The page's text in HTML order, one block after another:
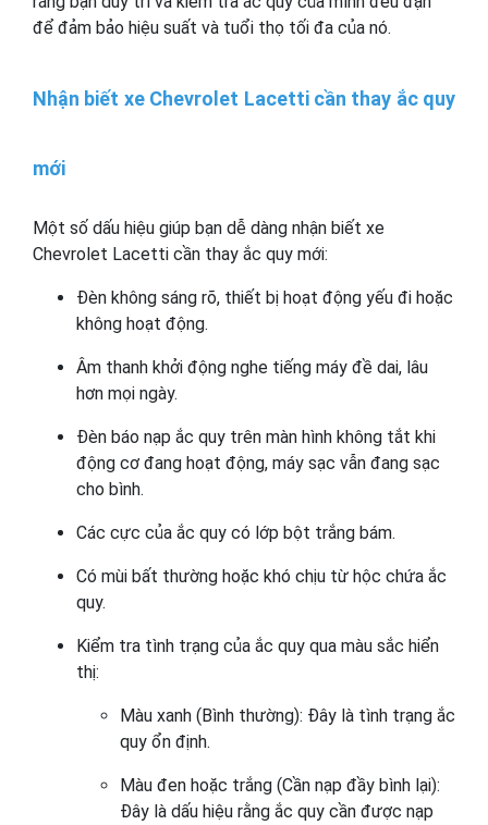
để đảm bảo hiệu suất và tuổi thọ tối đa của nó.
Nhận biết xe Chevrolet Lacetti cần thay ắc quy
mới
Một số dấu hiệu giúp bạn dễ dàng nhận biết xe
Chevrolet Lacetti cần thay ắc quy mới:
Đèn không sáng rõ, thiết bị hoạt động yếu đi hoặc
không hoạt động.
Âm thanh khởi động nghe tiếng máy đề dai, lâu
hơn mọi ngày.
Đèn báo nạp ắc quy trên màn hình không tắt khi
động cơ đang hoạt động, máy sạc vẫn đang sạc
cho bình.
Các cực của ắc quy có lớp bột trắng bám.
Có mùi bất thường hoặc khó chịu từ hộc chứa ắc
quy.
Kiểm tra tình trạng của ắc quy qua màu sắc hiển
thị:
Màu xanh (Bình thường): Đây là tình trạng ắc
quy ổn định.
Màu đen hoặc trắng (Cần nạp đầy bình lại):
Đây là dấu hiệu rằng ắc quy cần được nạp